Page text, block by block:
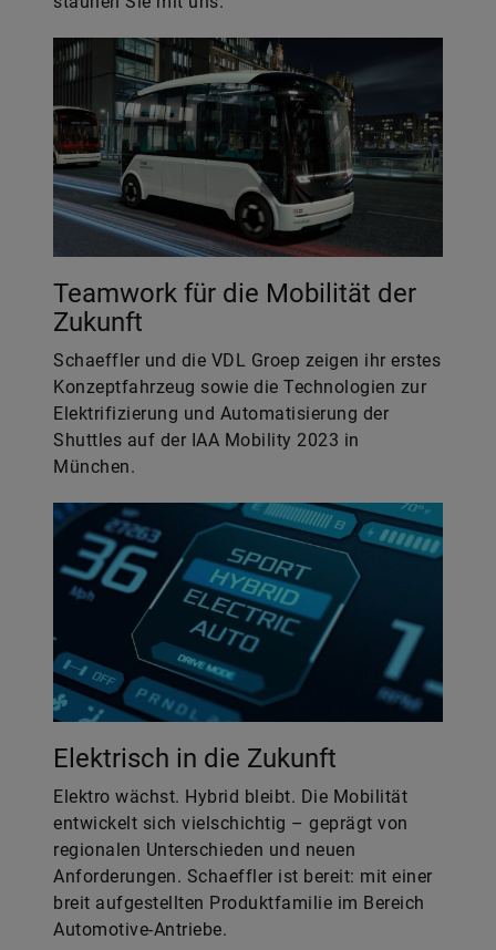
Teamwork für die Mobilität der
Zukunft
Schaeffler und die VDL Groep zeigen ihr erstes
Konzeptfahrzeug sowie die Technologien zur
Elektrifizierung und Automatisierung der
Shuttles auf der IAA Mobility 2023 in
München.
Elektrisch in die Zukunft
Elektro wächst. Hybrid bleibt. Die Mobilität
entwickelt sich vielschichtig – geprägt von
regionalen Unterschieden und neuen
Anforderungen. Schaeffler ist bereit: mit einer
breit aufgestellten Produktfamilie im Bereich
Automotive-Antriebe.